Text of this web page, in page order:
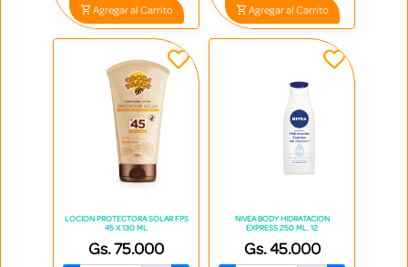
Agregar al Carrito Agregar al Carrito
LOCION PROTECTORA SOLAR FPS
45 X 130 ML
Gs. 75.000
NIVEA BODY HIDRATACION
EXPRESS 250 ML. 12
Gs. 45.000